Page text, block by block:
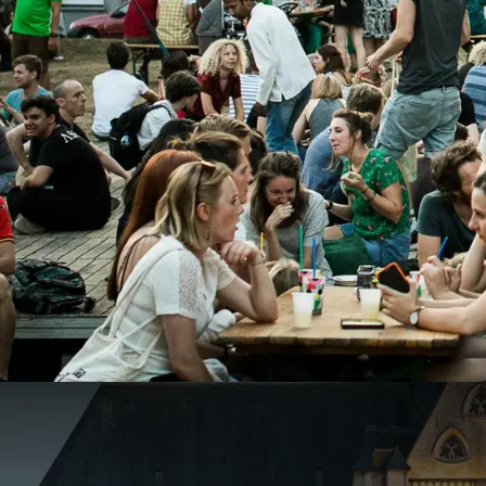
Gentse Feesten